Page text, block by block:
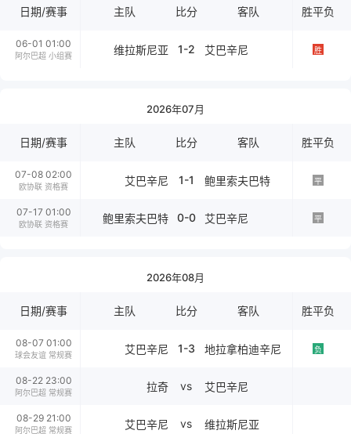
日期/赛事 主队 比分 客队 胜平负
06-01 01:00
阿尔巴超 小组赛 维拉斯尼亚 1-2 艾巴辛尼 胜
2026年07月
日期/赛事 主队 比分 客队 胜平负
07-08 02:00
欧协联 资格赛 艾巴辛尼 1-1 鲍里索夫巴特 平
07-17 01:00
欧协联 资格赛 鲍里索夫巴特 0-0 艾巴辛尼 平
2026年08月
日期/赛事 主队 比分 客队 胜平负
08-07 01:00
球会友谊 常规赛 艾巴辛尼 1-3 地拉拿柏迪辛尼 负
08-22 23:00
阿尔巴超 常规赛 拉奇 vs 艾巴辛尼
08-29 21:00
阿尔巴超 常规赛 艾巴辛尼 vs 维拉斯尼亚